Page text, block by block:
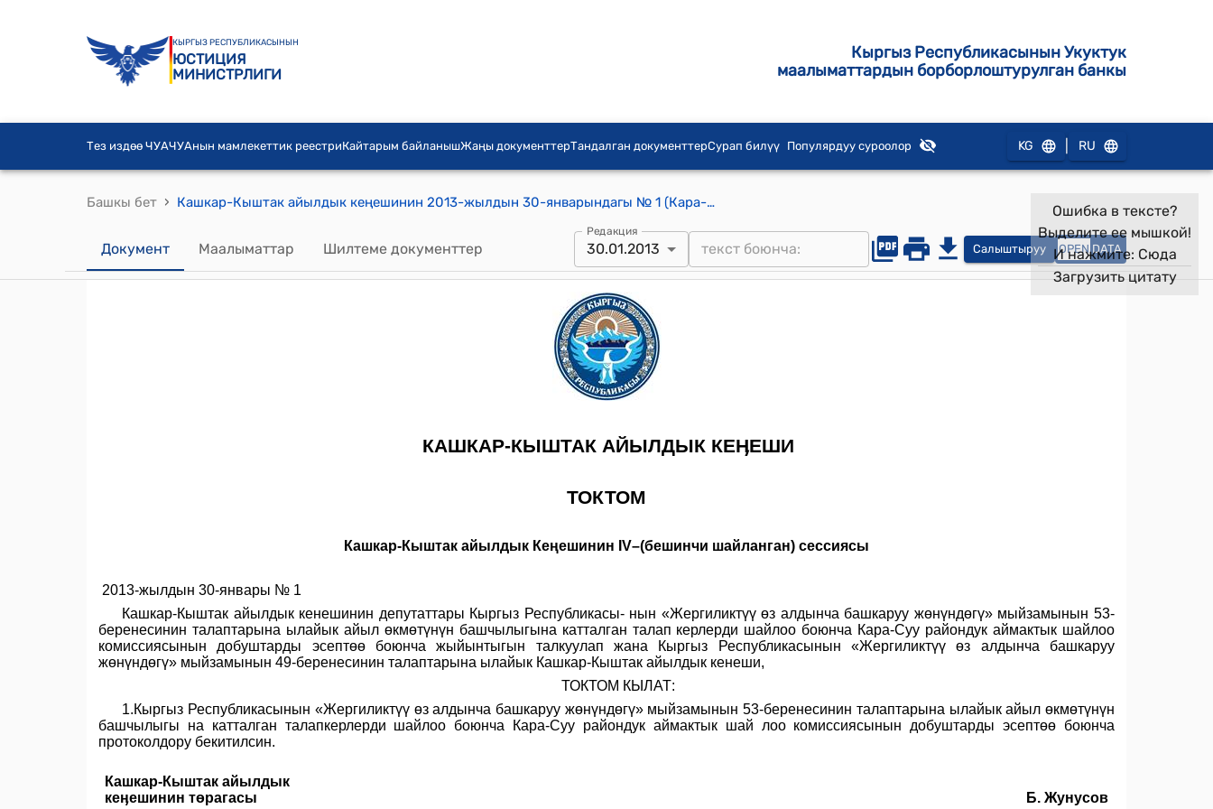
КЫРГЫЗ РЕСПУБЛИКАСЫНЫН
ЮСТИЦИЯ
МИНИСТРЛИГИ
Кыргыз Республикасынын Укуктук
маалыматтардын борборлоштурулган банкы
Тез издөө ЧУАЧУАнын мамлекеттик реестриКайтарым байланышЖаңы документтерТандалган документтерСурап билүү Популярдуу суроолор KG RU
Башкы бет › Кашкар-Кыштак айылдык кеңешинин 2013-жылдын 30-январындагы № 1 (Кара-Суу райондук аймактык шай лоо комиссиясынын добуштарды эсептөө боюнча протоколдору бекитүү) токтому
Документ Маалыматтар Шилтеме документтер
Редакция
30.01.2013 Салыштыруу OPEN DATA
Ошибка в тексте?
Выделите ее мышкой!
И нажмите: Сюда
Загрузить цитату